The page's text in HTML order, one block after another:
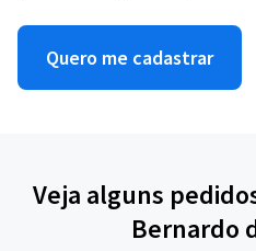
Quero me cadastrar
Veja alguns
Bernardo